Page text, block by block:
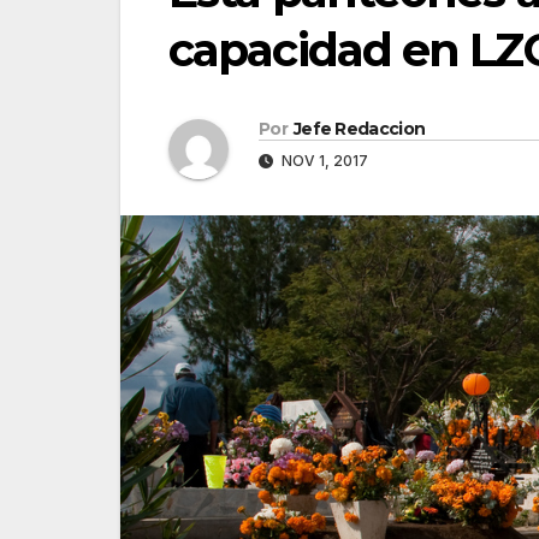
capacidad en
Por Jefe Redaccion
NOV 1, 2017